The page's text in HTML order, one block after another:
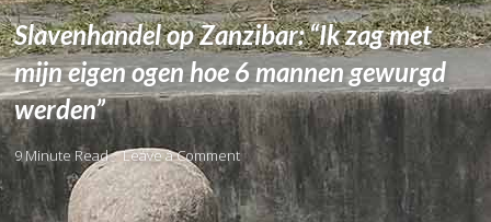
Slavenhandel op Zanzibar: “Ik zag met
mijn eigen ogen hoe 6 mannen gewurgd
werden”
9 Minute Read Leave a Comment